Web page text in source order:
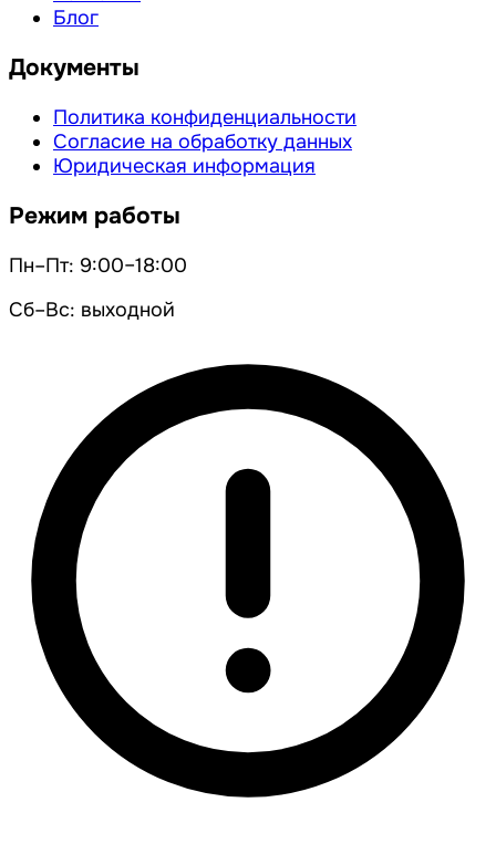
Блог
Документы
Политика конфиденциальности
Согласие на обработку данных
Юридическая информация
Режим работы
Пн–Пт: 9:00–18:00
Сб–Вс: выходной